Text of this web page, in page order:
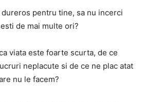
pentru tine, sa nu incerci
de mai multe ori?
viata este foarte scurta, de ce
neplacute si de ce ne plac atat
nu le facem?